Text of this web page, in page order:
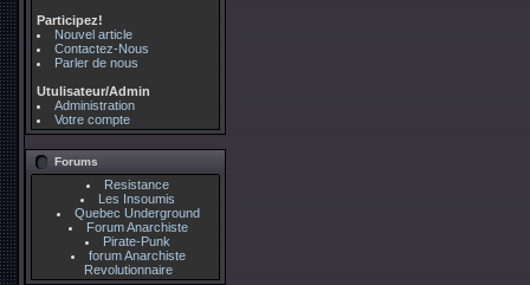
Participez!
Nouvel article
Contactez-Nous
Parler de nous
Utulisateur/Admin
Administration
Votre compte
Forums
Resistance
Les Insoumis
Quebec Underground
Forum Anarchiste
Pirate-Punk
forum Anarchiste
Revolutionnaire